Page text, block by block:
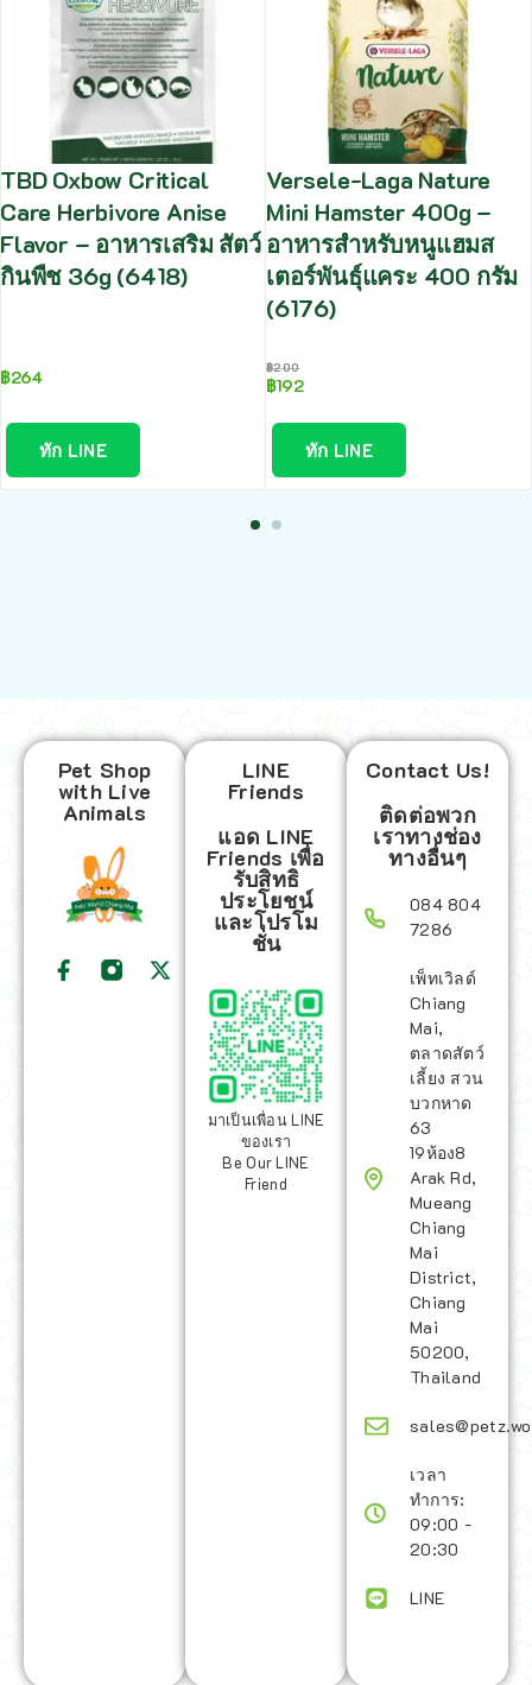
TBD Oxbow Critical
Care Herbivore Anise
Flavor – อาหารเสริม สัตว์
กินพืช 36g (6418)
฿264
ทัก LINE
Versele-Laga Nature
Mini Hamster 400g –
อาหารสำหรับหนูแฮมส
เตอร์พันธุ์แคระ 400 กรัม
(6176)
฿200
฿192
ทัก LINE
Pet Shop
with Live
Animals
LINE
Friends
แอด LINE
Friends เพื่อ
รับสิทธิ
ประโยชน์
และโปรโม
ชั่น
มาเป็นเพื่อน LINE
ของเรา
Be Our LINE
Friend
Contact Us!
ติดต่อพวก
เราทางช่อง
ทางอื่นๆ
084 804
7286
เพ็ทเวิลด์
Chiang
Mai,
ตลาดสัตว์
เลี้ยง สวน
บวกหาด
63
19ห้อง8
Arak Rd,
Mueang
Chiang
Mai
District,
Chiang
Mai
50200,
Thailand
เวลา
ทำการ:
09:00 -
20:30
LINE